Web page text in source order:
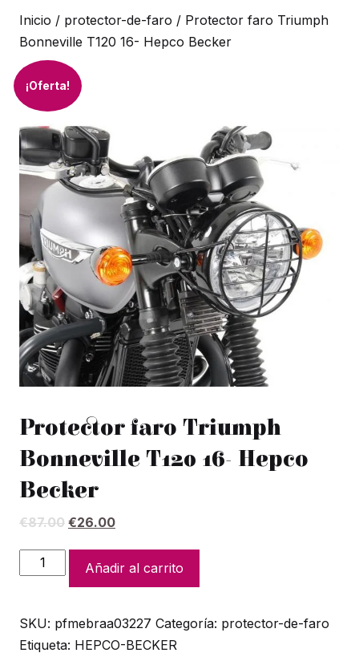
Inicio / protector-de-faro / Protector faro Triumph
Bonneville T120 16- Hepco Becker
¡Oferta!
Protector faro Triumph
Bonneville T120 16- Hepco
Becker
€87.00 El
original
era:
€87.00.
€26.00El
actual
es:
€26.00.
Protector
faro
Bonneville
T120
Añadir al carrito
SKU: pfmebraa03227 Categoría: protector-de-faro
Etiqueta: HEPCO-BECKER